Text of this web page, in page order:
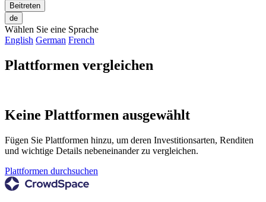
Beitreten
de
Wählen Sie eine Sprache
English German French
Plattformen vergleichen
Keine Plattformen ausgewählt
Fügen Sie Plattformen hinzu, um deren Investitionsarten, Renditen
und wichtige Details nebeneinander zu vergleichen.
Plattformen durchsuchen